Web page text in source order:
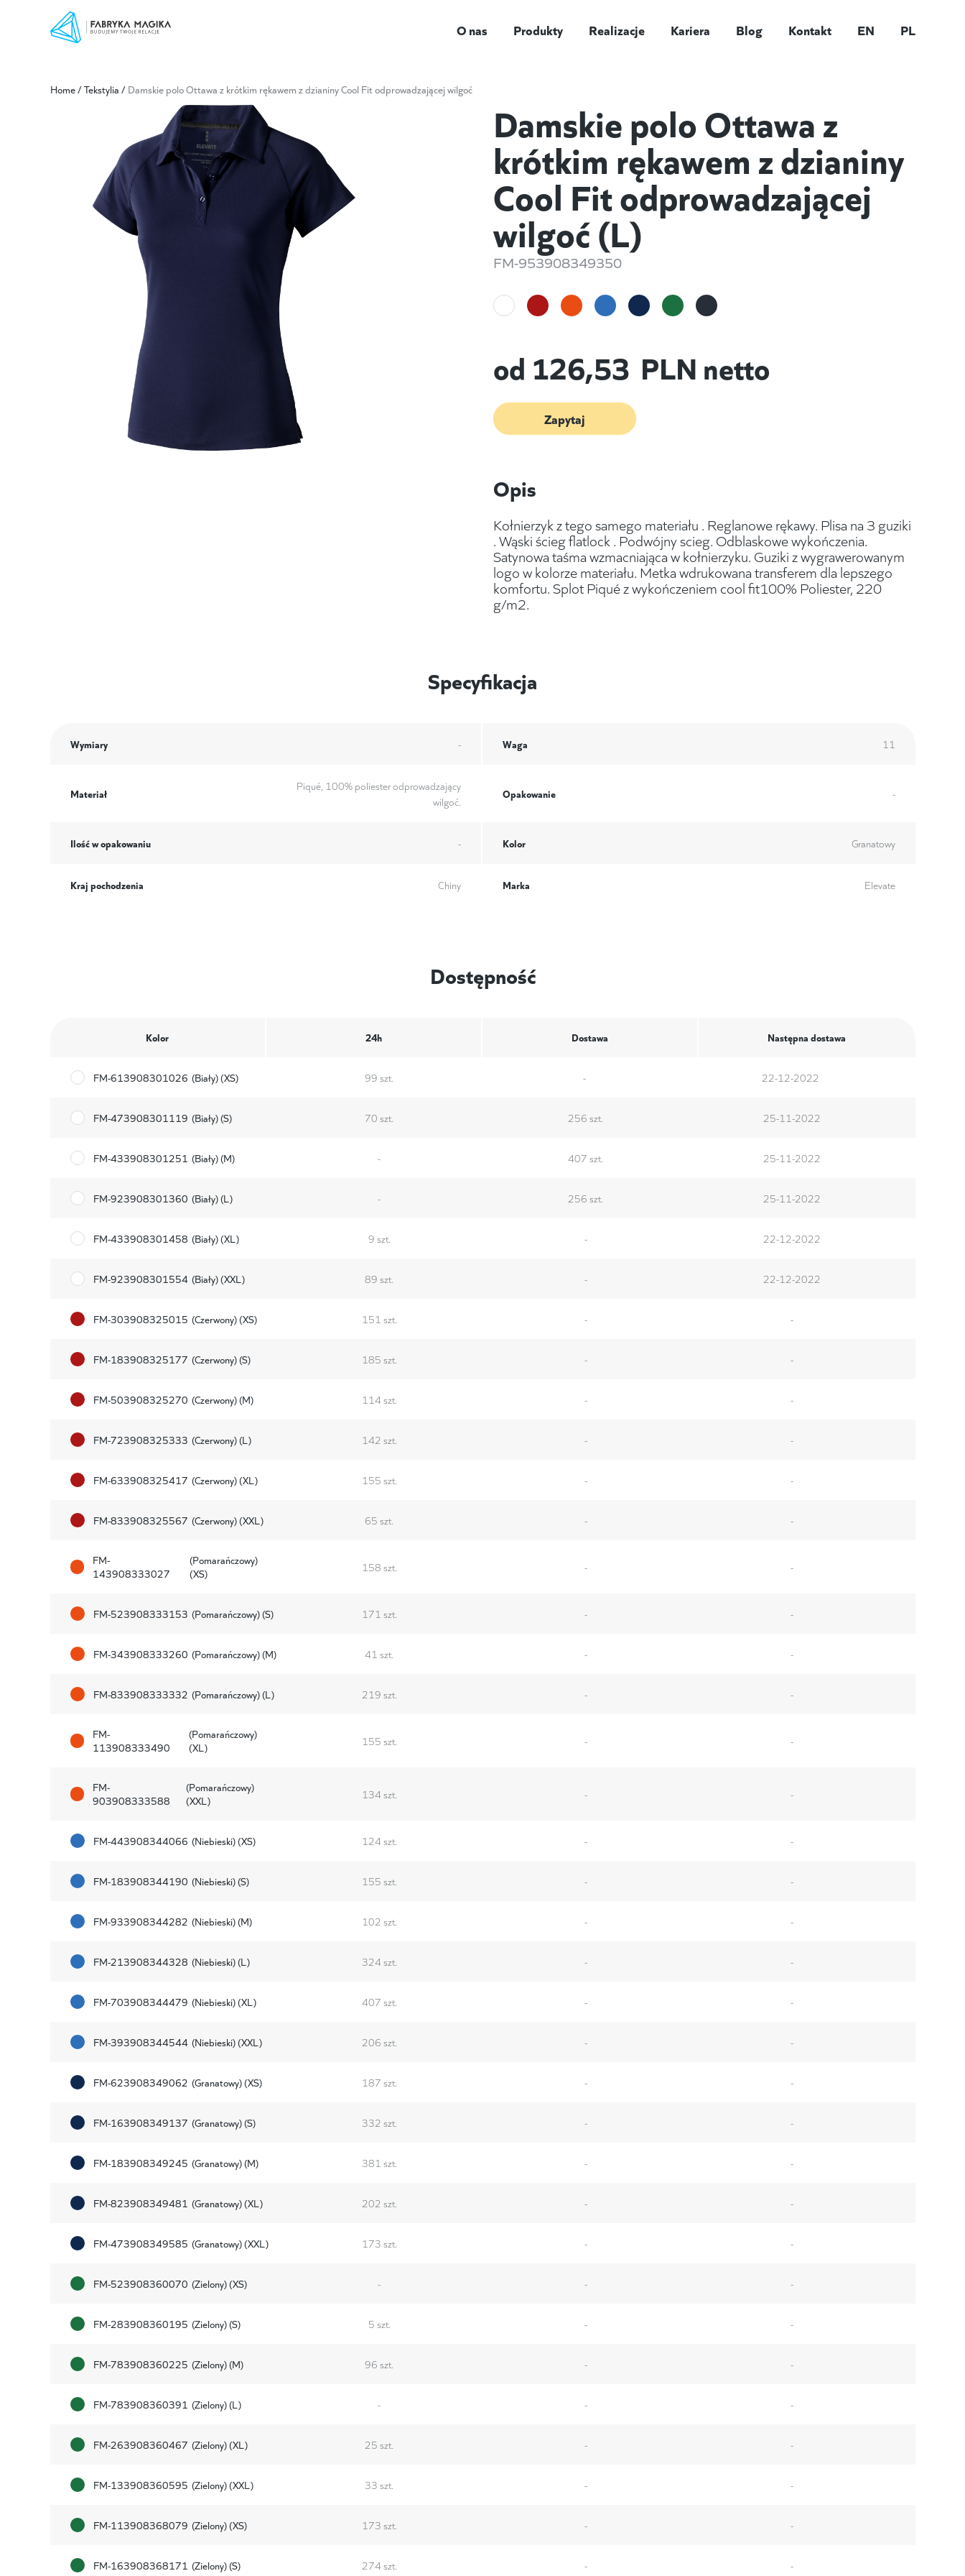
O nas Produkty Realizacje Kariera Blog Kontakt EN PL
Home/Tekstylia / Damskie polo Ottawa z krótkim rękawem z dzianiny Cool Fit odprowadzającej wilgoć
Damskie polo Ottawa z
krótkim rękawem z dzianiny
Cool Fit odprowadzającej
wilgoć (L)
FM-953908349350
od 126,53 PLN netto
Zapytaj
Opis
Kołnierzyk z tego samego materiału . Reglanowe rękawy. Plisa na 3 guziki
. Wąski ścieg flatlock . Podwójny scieg. Odblaskowe wykończenia.
Satynowa taśma wzmacniająca w kołnierzyku. Guziki z wygrawerowanym
logo w kolorze materiału. Metka wdrukowana transferem dla lepszego
komfortu. Splot Piqué z wykończeniem cool fit100% Poliester, 220
g/m2.
Specyfikacja
Wymiary - Waga 11
Materiał
Piqué, 100% poliester odprowadzający
wilgoć.
Opakowanie -
Ilość w opakowaniu - Kolor Granatowy
Kraj pochodzenia Chiny Marka Elevate
Dostępność
Kolor 24h Dostawa Następna dostawa
FM-613908301026 (Biały) (XS) 99 szt. - 22-12-2022
FM-473908301119 (Biały) (S) 70 szt. 256 szt. 25-11-2022
FM-433908301251 (Biały) (M) - 407 szt. 25-11-2022
FM-923908301360 (Biały) (L) - 256 szt. 25-11-2022
FM-433908301458 (Biały) (XL) 9 szt. - 22-12-2022
FM-923908301554 (Biały) (XXL) 89 szt. - 22-12-2022
FM-303908325015 (Czerwony) (XS) 151 szt. - -
FM-183908325177 (Czerwony) (S) 185 szt. - -
FM-503908325270 (Czerwony) (M) 114 szt. - -
FM-723908325333 (Czerwony) (L) 142 szt. - -
FM-633908325417 (Czerwony) (XL) 155 szt. - -
FM-833908325567 (Czerwony) (XXL) 65 szt. - -
FM-
143908333027
(Pomarańczowy)
(XS)
158 szt. - -
FM-523908333153 (Pomarańczowy) (S) 171 szt. - -
FM-343908333260 (Pomarańczowy) (M) 41 szt. - -
FM-833908333332 (Pomarańczowy) (L) 219 szt. - -
FM-
113908333490
(Pomarańczowy)
(XL)
155 szt. - -
FM-
903908333588
(Pomarańczowy)
(XXL)
134 szt. - -
FM-443908344066 (Niebieski) (XS) 124 szt. - -
FM-183908344190 (Niebieski) (S) 155 szt. - -
FM-933908344282 (Niebieski) (M) 102 szt. - -
FM-213908344328 (Niebieski) (L) 324 szt. - -
FM-703908344479 (Niebieski) (XL) 407 szt. - -
FM-393908344544 (Niebieski) (XXL) 206 szt. - -
FM-623908349062 (Granatowy) (XS) 187 szt. - -
FM-163908349137 (Granatowy) (S) 332 szt. - -
FM-183908349245 (Granatowy) (M) 381 szt. - -
FM-823908349481 (Granatowy) (XL) 202 szt. - -
FM-473908349585 (Granatowy) (XXL) 173 szt. - -
FM-523908360070 (Zielony) (XS) - - -
FM-283908360195 (Zielony) (S) 5 szt. - -
FM-783908360225 (Zielony) (M) 96 szt. - -
FM-783908360391 (Zielony) (L) - - -
FM-263908360467 (Zielony) (XL) 25 szt. - -
FM-133908360595 (Zielony) (XXL) 33 szt. - -
FM-113908368079 (Zielony) (XS) 173 szt. - -
FM-163908368171 (Zielony) (S) 274 szt. - -